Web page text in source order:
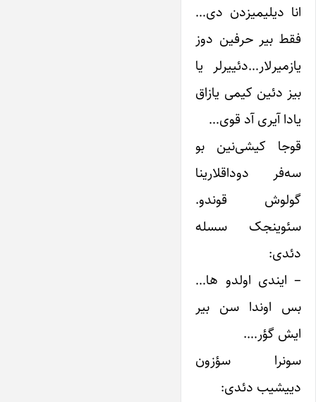
انا دیلیمیزدن دی…
فقط بیر حرفین دوز
یازمیرلار…دئییرلر یا
بیز دئین کیمی یازاق
یادا آیری آد قوی…
قوجا کیشی‌‌نین بو
سه‌فر دوداقلارینا
گولوش قوندو.
سئوینجک سسله
دئدی:
– ایندی اولدو ها…
بس اوندا سن بیر
ایش گؤر….
سونرا سؤزون
دییشیب دئدی: